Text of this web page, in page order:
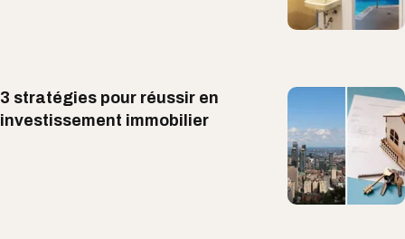
3 stratégies pour réussir en
investissement immobilier